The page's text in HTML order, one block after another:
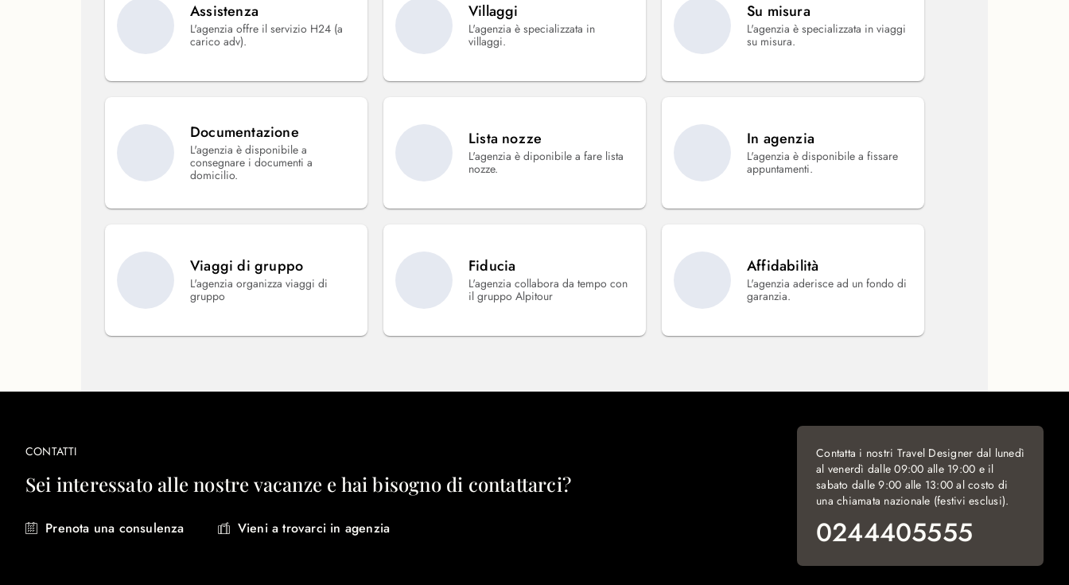
Assistenza
L'agenzia offre il servizio H24 (a
carico adv).
Villaggi
L'agenzia è specializzata in
villaggi.
Su misura
L'agenzia è specializzata in viaggi
su misura.
Documentazione
L'agenzia è disponibile a
consegnare i documenti a
domicilio.
Lista nozze
L'agenzia è diponibile a fare lista
nozze.
In agenzia
L'agenzia è disponibile a fissare
appuntamenti.
Viaggi di gruppo
L'agenzia organizza viaggi di
gruppo
Fiducia
L'agenzia collabora da tempo con
il gruppo Alpitour
Affidabilità
L'agenzia aderisce ad un fondo di
garanzia.
CONTATTI
Sei interessato alle nostre vacanze e hai bisogno di contattarci?
Prenota una consulenza Vieni a trovarci in agenzia
Contatta i nostri Travel Designer dal lunedì
al venerdì dalle 09:00 alle 19:00 e il
sabato dalle 9:00 alle 13:00 al costo di
una chiamata nazionale (festivi esclusi).
0244405555